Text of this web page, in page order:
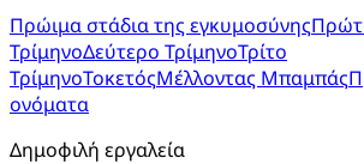
Πρώιμα στάδια της εγκυμοσύνης
ΤρίμηνοΔεύτερο ΤρίμηνοΤρίτο
ΤρίμηνοΤοκετόςΜέλλοντας Μπαμπάς
ονόματα
Δημοφιλή εργαλεία